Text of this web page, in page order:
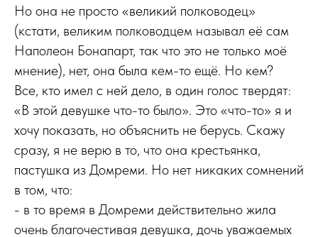
Но она не просто «великий полководец»
(кстати, великим полководцем называл её сам
Наполеон Бонапарт, так что это не только моё
мнение), нет, она была кем-то ещё. Но кем?
Все, кто имел с ней дело, в один голос твердят:
«В этой девушке что-то было». Это «что-то» я и
хочу показать, но объяснить не берусь. Скажу
сразу, я не верю в то, что она крестьянка,
пастушка из Домреми. Но нет никаких сомнений
в том, что:
- в то время в Домреми действительно жила
очень благочестивая девушка, дочь уважаемых